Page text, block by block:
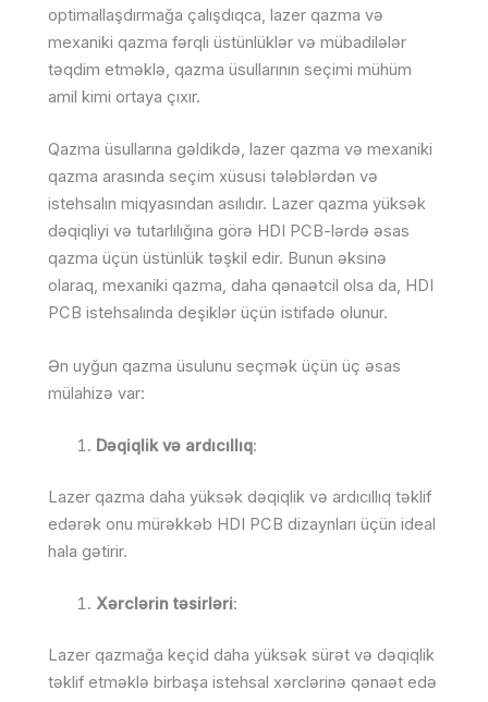
optimallaşdırmağa çalışdıqca, lazer qazma və
mexaniki qazma fərqli üstünlüklər və mübadilələr
təqdim etməklə, qazma üsullarının seçimi mühüm
amil kimi ortaya çıxır.
Qazma üsullarına gəldikdə, lazer qazma və mexaniki
qazma arasında seçim xüsusi tələblərdən və
istehsalın miqyasından asılıdır. Lazer qazma yüksək
dəqiqliyi və tutarlılığına görə HDI PCB-lərdə əsas
qazma üçün üstünlük təşkil edir. Bunun əksinə
olaraq, mexaniki qazma, daha qənaətcil olsa da, HDI
PCB istehsalında deşiklər üçün istifadə olunur.
Ən uyğun qazma üsulunu seçmək üçün üç əsas
mülahizə var:
Dəqiqlik və ardıcıllıq:
Lazer qazma daha yüksək dəqiqlik və ardıcıllıq təklif
edərək onu mürəkkəb HDI PCB dizaynları üçün ideal
hala gətirir.
Xərclərin təsirləri:
Lazer qazmağa keçid daha yüksək sürət və dəqiqlik
təklif etməklə birbaşa istehsal xərclərinə qənaət edə